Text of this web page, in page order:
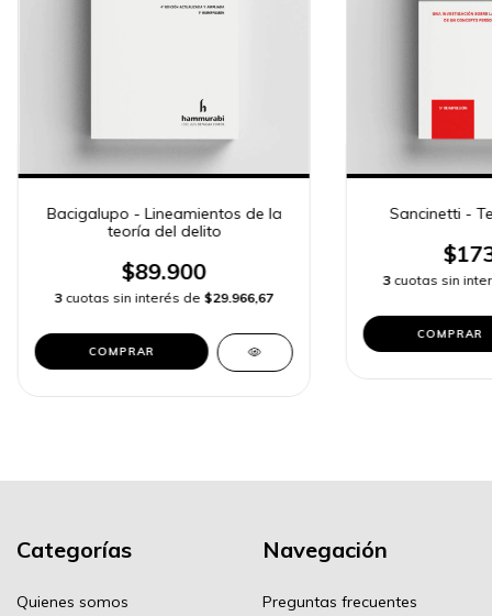
Bacigalupo - Lineamientos de la
teoría del delito
$89.900
3 cuotas sin interés de $29.966,67
COMPRAR
Sancinetti -
3 cuotas sin
COMPRAR
Categorías
Quienes somos
Navegación
Preguntas frecuentes